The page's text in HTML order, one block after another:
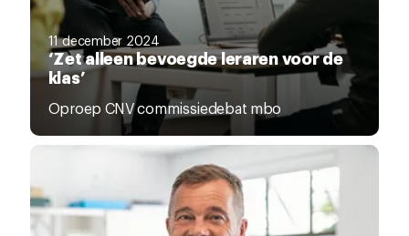
11 december 2024
‘Zet alleen bevoegde leraren voor de
klas’
Oproep CNV commissiedebat mbo